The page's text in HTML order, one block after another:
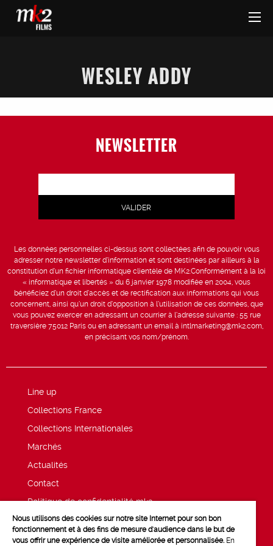
WESLEY ADDY
NEWSLETTER
Les données personnelles ci-dessus sont collectées afin de pouvoir vous
adresser notre newsletter d’information et sont destinées par ailleurs à la
constitution d’un fichier informatique clientèle de MK2.Conformément à la loi
« informatique et libertés » du 6 janvier 1978 modifiée en 2004, vous
bénéficiez d’un droit d’accès et de rectification aux informations qui vous
concernent, ainsi qu’un droit d’opposition à l’utilisation de ces données, que
vous pouvez exercer en adressant un courrier à l’adresse suivante : 55 rue
traversière 75012 Paris ou en adressant un email à intlmarketing@mk2.com,
en précisant vos nom/prénom.
Line up
Collections France
Collections Internationales
Marchés
Actualités
Contact
Politique de confidentialité mk2
Mentions légales
Nous utilisons des cookies sur notre site Internet pour son bon
fonctionnement et à des fins de mesure d'audience dans le but de
vous offrir une expérience de visite améliorée et personnalisée. En